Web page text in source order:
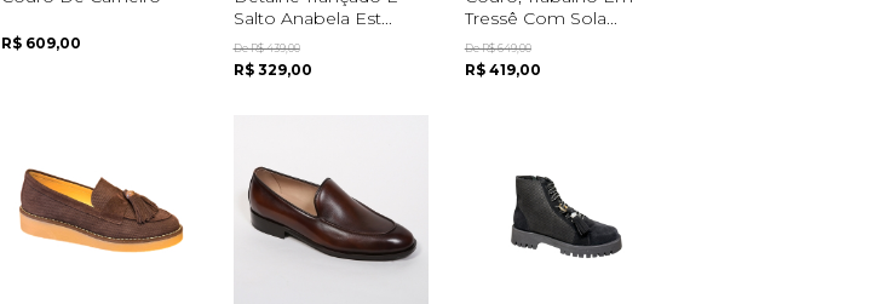
R$ 609,00
Salto Anabela Est...
De R$ 439,00
R$ 329,00
Tressê Com Sola...
De R$ 649,00
R$ 419,00